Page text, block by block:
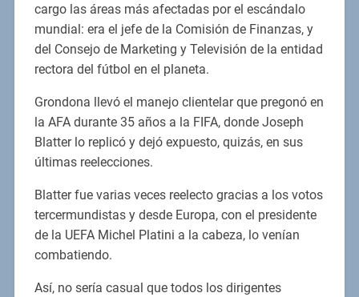
cargo las áreas más afectadas por el escándalo
mundial: era el jefe de la Comisión de Finanzas, y
del Consejo de Marketing y Televisión de la entidad
rectora del fútbol en el planeta.
Grondona llevó el manejo clientelar que pregonó en
la AFA durante 35 años a la FIFA, donde Joseph
Blatter lo replicó y dejó expuesto, quizás, en sus
últimas reelecciones.
Blatter fue varias veces reelecto gracias a los votos
tercermundistas y desde Europa, con el presidente
de la UEFA Michel Platini a la cabeza, lo venían
combatiendo.
Así, no sería casual que todos los dirigentes